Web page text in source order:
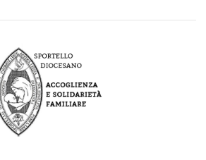
Sportello Diocesano di Accoglienza e
Solidarietà Familiare